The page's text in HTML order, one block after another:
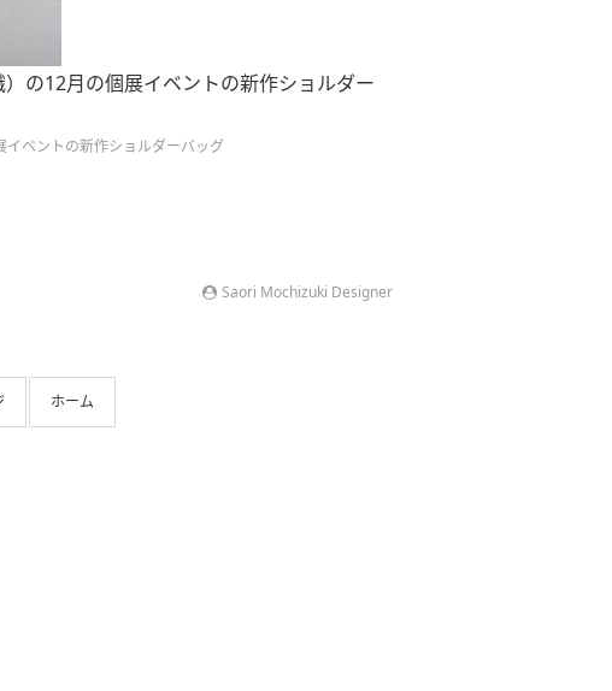
の12月の個展イベントの新作ショルダー
ベントの新作ショルダーバッグ
Saori Mochizuki Designer
ホーム